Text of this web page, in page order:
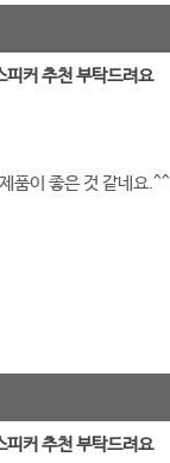
커 추천 부탁드려요
품이 좋은 것 같네요.^^
커 추천 부탁드려요